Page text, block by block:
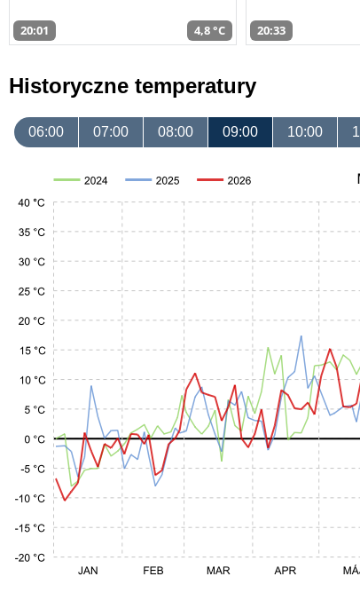
20:01 4,8 °C 20:33
Historyczne temperatury
06:00 07:00 08:00 09:00 10:00